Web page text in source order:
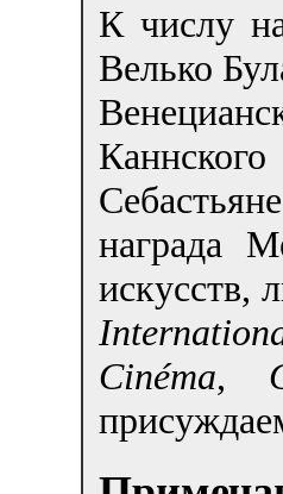
К числу
Велько
награда
искусств,
Cinéma,